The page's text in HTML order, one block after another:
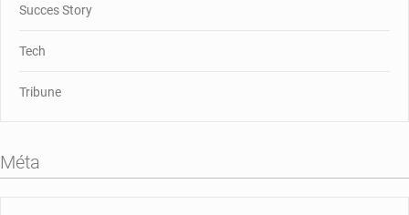
Succes Story
Tech
Tribune
Méta